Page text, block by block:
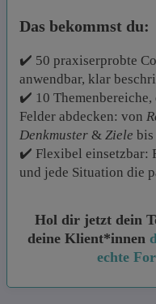
Das bekommst du:
✔️ 50 praxiserprobte
anwendbar, klar
✔️ 10
Felder abdecken: von
Denkmuster & Ziele bis
✔️ Flexibel einsetzbar:
und jede Situation die
Hol dir jetzt dein
deine Klient*innen
echte